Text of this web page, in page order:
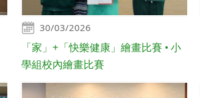
30/03/2026
「家」+「快樂健康」繪畫比賽 • 小
學組校內繪畫比賽